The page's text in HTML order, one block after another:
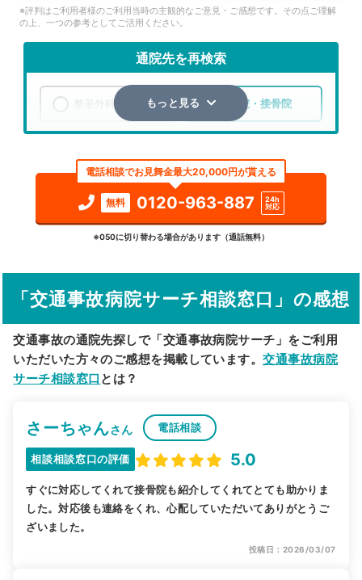
※評判はご利用者様のご利用当時の主観的なご意見・ご感想です。その点ご理解
の上、一つの参考としてご活用ください。
通院先を再検索
整形外科 整骨院・接骨院
検索する
詳細条件で絞り込む
駅から探す 院名から探す
もっと見る
電話相談でお見舞金最大20,000円が貰える
無料 0120-963-887
24h
対応
※050に切り替わる場合があります（通話無料）
「交通事故病院サーチ相談窓口」の感想
交通事故の通院先探しで「交通事故病院サーチ」をご利用
いただいた方々のご感想を掲載しています。交通事故病院
サーチ相談窓口 とは？
さーちゃんさん 電話相談
相談相談窓口の評価 5.0
すぐに対応してくれて接骨院も紹介してくれてとても助かりま
した。対応後も連絡をくれ、心配していただいてありがとうご
ざいました。
投稿日：2026/03/07